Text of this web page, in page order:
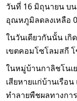
วันที่ 16 มิถุนายน บ
อุณหภูมิลดลงเหลือ 0
ในวันเดียวกันนั้น เกิ
เขตคอมโซโลมสกี
ในหมู่บ้านกาลิชโนเ
เสียหายแก่บ้านเรือ
ทำลายพืชผลทางกา